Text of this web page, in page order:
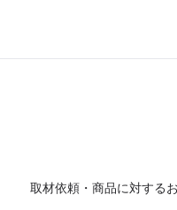
取材依頼・商品に対する